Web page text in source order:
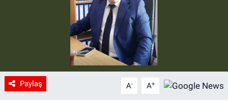
Paylaş A- A+